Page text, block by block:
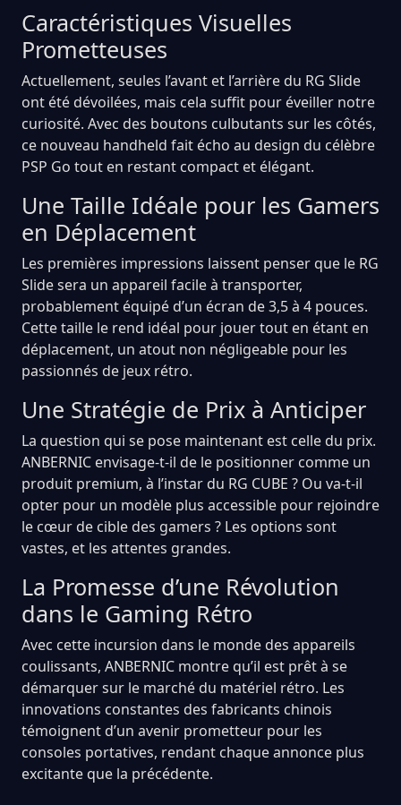
Caractéristiques Visuelles
Prometteuses
Actuellement, seules l’avant et l’arrière du RG Slide
ont été dévoilées, mais cela suffit pour éveiller notre
curiosité. Avec des boutons culbutants sur les côtés,
ce nouveau handheld fait écho au design du célèbre
PSP Go tout en restant compact et élégant.
Une Taille Idéale pour les Gamers
en Déplacement
Les premières impressions laissent penser que le RG
Slide sera un appareil facile à transporter,
probablement équipé d’un écran de 3,5 à 4 pouces.
Cette taille le rend idéal pour jouer tout en étant en
déplacement, un atout non négligeable pour les
passionnés de jeux rétro.
Une Stratégie de Prix à Anticiper
La question qui se pose maintenant est celle du prix.
ANBERNIC envisage-t-il de le positionner comme un
produit premium, à l’instar du RG CUBE ? Ou va-t-il
opter pour un modèle plus accessible pour rejoindre
le cœur de cible des gamers ? Les options sont
vastes, et les attentes grandes.
La Promesse d’une Révolution
dans le Gaming Rétro
Avec cette incursion dans le monde des appareils
coulissants, ANBERNIC montre qu’il est prêt à se
démarquer sur le marché du matériel rétro. Les
innovations constantes des fabricants chinois
témoignent d’un avenir prometteur pour les
consoles portatives, rendant chaque annonce plus
excitante que la précédente.